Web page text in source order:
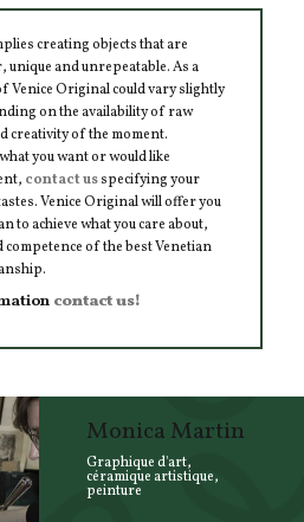
creating objects that are
and unrepeatable. As a
Venice Original could vary slightly
on the availability of raw
creativity of the moment.
you want or would like
contact usspecifying your
Venice Original will offer you
to achieve what you care about,
competence of the best Venetian
contact us!
Monica Martin
Graphique d'art,
céramique artistique,
peinture